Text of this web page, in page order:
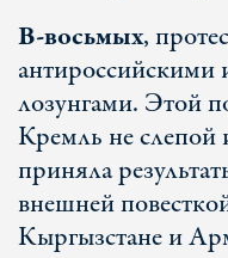
В-восьмых,
лозунгами. Этой
Кремль не слепой
приняла
внешней
Кыргызстане и